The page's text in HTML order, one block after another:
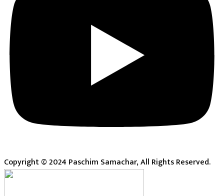
Copyright © 2024 Paschim Samachar, All Rights Reserved.